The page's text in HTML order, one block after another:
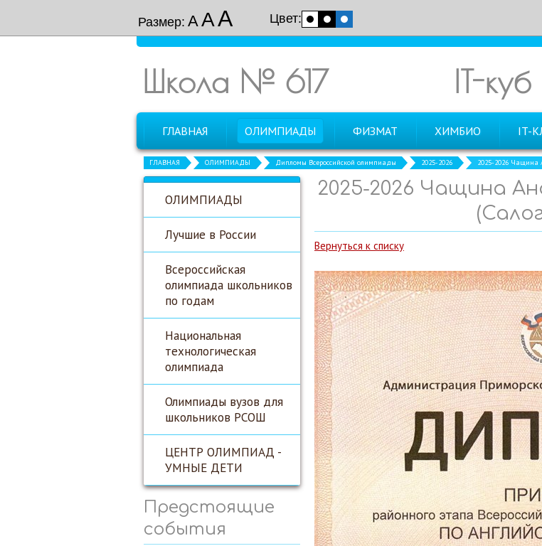
Размер: ААА Цвет:
Школа № 617 IT-куб
ГЛАВНАЯ ОЛИМПИАДЫ ФИЗМАТ ХИМБИО IT-
ГЛАВНАЯ ОЛИМПИАДЫ Дипломы Всероссийской олимпиады 2025-2026 2025-2026 Чащина
ОЛИМПИАДЫ
Лучшие в России
Всероссийская
олимпиада школьников
по годам
Национальная
технологическая
олимпиада
Олимпиады вузов для
школьников РСОШ
ЦЕНТР ОЛИМПИАД -
УМНЫЕ ДЕТИ
Предстоящие
события
2025-2026 Чащина
Вернуться к списку